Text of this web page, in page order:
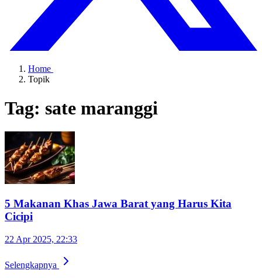
Home
Topik
Tag: sate maranggi
5 Makanan Khas Jawa Barat yang Harus Kita
Cicipi
22 Apr 2025, 22:33
Selengkapnya